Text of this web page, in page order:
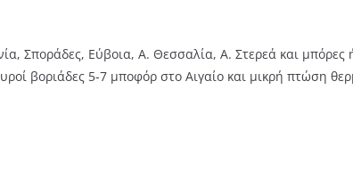
Σποράδες, Εύβοια, Α. Θεσσαλία, Α. Στερεά και μπόρες
βοριάδες 5-7 μποφόρ στο Αιγαίο και μικρή πτώση